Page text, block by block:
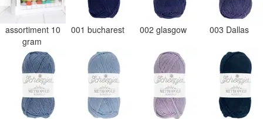
assortiment 10
gram
001 bucharest 002 glasgow 003 Dallas